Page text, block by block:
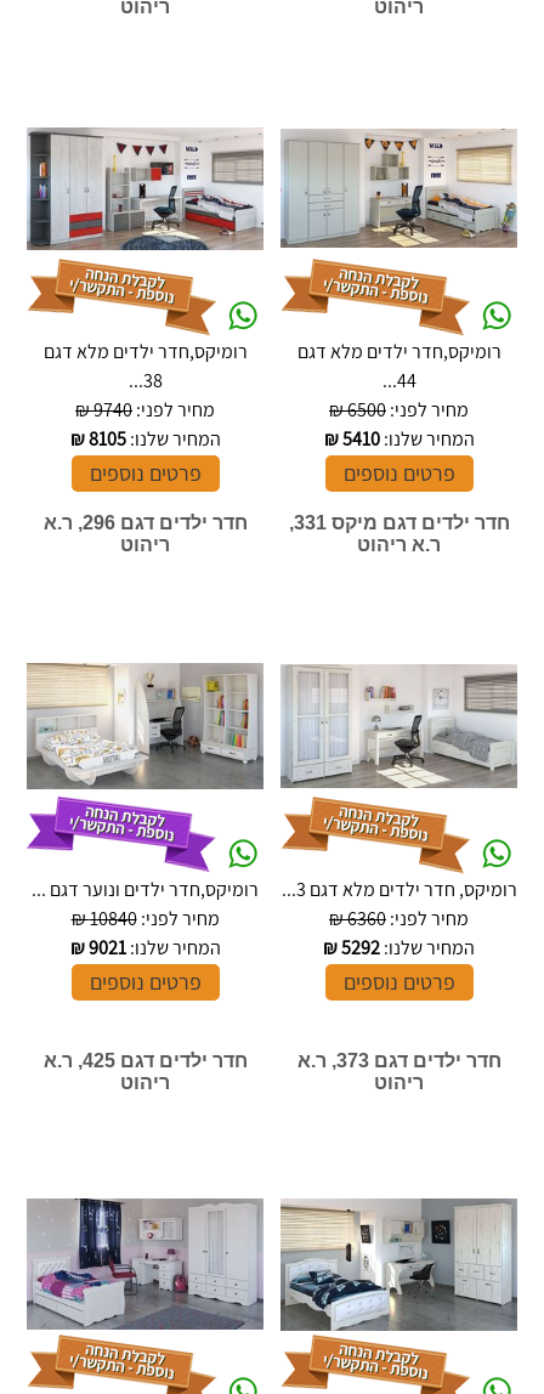
ריהוט
רומיקס,חדר ילדים מלא דגם
44...
מחיר לפני:6500 ₪
המחיר שלנו:5410
₪
פרטים נוספים
ריהוט
רומיקס,חדר ילדים מלא דגם
38...
מחיר לפני:9740 ₪
המחיר שלנו:8105
₪
פרטים נוספים
חדר ילדים דגם מיקס 331,
ר.א ריהוט
רומיקס, חדר ילדים מלא דגם 3...
מחיר לפני:6360 ₪
המחיר שלנו:5292
₪
פרטים נוספים
חדר ילדים דגם 296, ר.א
ריהוט
רומיקס,חדר ילדים ונוער דגם ...
מחיר לפני:10840 ₪
המחיר שלנו:9021
₪
פרטים נוספים
חדר ילדים דגם 373, ר.א
ריהוט
חדר ילדים דגם 425, ר.א
ריהוט